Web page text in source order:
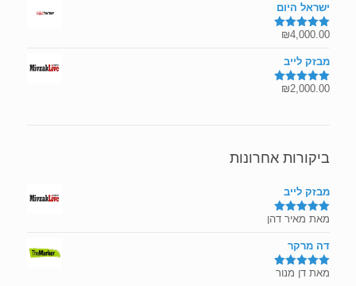
ישראל היום
דורג5.00
₪4,000.00
מבזק לייב
דורג5.00
₪2,000.00
ביקורות אחרונות
מבזק לייב
דורג 5מתוך
מאת מאיר דהן
דה מרקר
דורג 5מתוך
מאת דן מנור